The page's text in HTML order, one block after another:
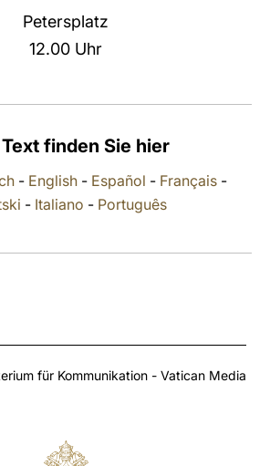
Petersplatz
12.00 Uhr
finden Sie hier
- English- Español - Français-
- Italiano - Português
für Kommunikation - Vatican Media